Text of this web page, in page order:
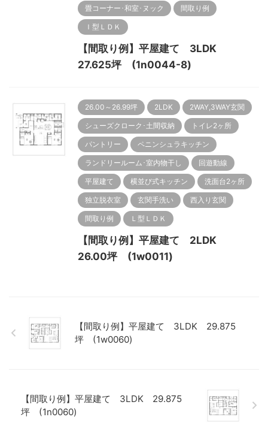
畳コーナー･和室･ヌック 間取り例
Ｉ型ＬＤＫ
【間取り例】平屋建て 3LDK
27.625坪 (1n0044-8)
26.00～26.99坪 2LDK 2WAY,3WAY玄関
シューズクローク･土間収納 トイレ2ヶ所
パントリー ペニンシュラキッチン
ランドリールーム･室内物干し 回遊動線
平屋建て 横並び式キッチン 洗面台2ヶ所
独立脱衣室 玄関手洗い 西入り玄関
間取り例 Ｌ型ＬＤＫ
【間取り例】平屋建て 2LDK
26.00坪 (1w0011)
【間取り例】平屋建て 3LDK 29.875
坪 (1w0060)
【間取り例】平屋建て 3LDK 29.875
坪 (1n0060)